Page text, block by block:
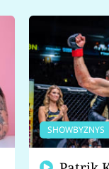
SHOWBYZNYS